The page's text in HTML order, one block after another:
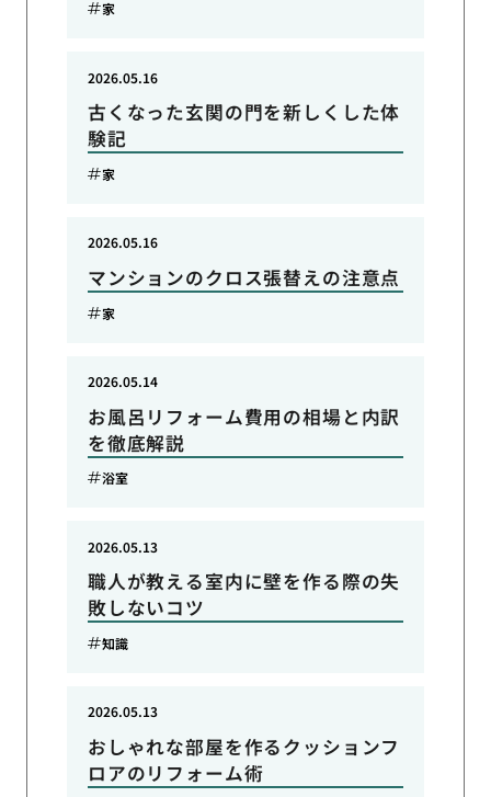
家
古くなった玄関の門を新しくした体
験記
2026.05.16
家
マンションのクロス張替えの注意点
2026.05.16
家
お風呂リフォーム費用の相場と内訳
を徹底解説
2026.05.14
浴室
職人が教える室内に壁を作る際の失
敗しないコツ
2026.05.13
知識
おしゃれな部屋を作るクッションフ
ロアのリフォーム術
2026.05.13